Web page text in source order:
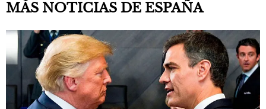
MÁS NOTICIAS DE ESPAÑA